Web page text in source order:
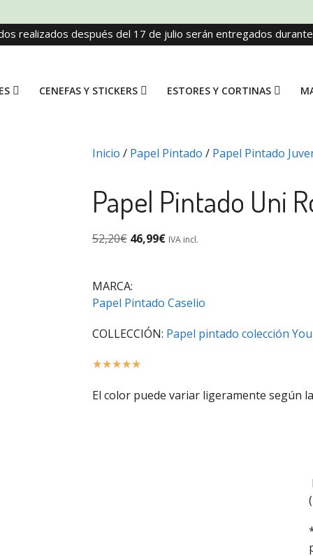
realizados después del 17 de julio serán entregados
CENEFAS Y STICKERS ESTORES Y CORTINAS
Inicio / Papel Pintado / Papel Pintado
Papel Pintado Uni
52,20€ 46,99€ IVA incl.
MARCA:
Papel Pintado Caselio
COLLECCIÓN: Papel pintado colección
☆☆☆☆☆
El color puede variar ligeramente según